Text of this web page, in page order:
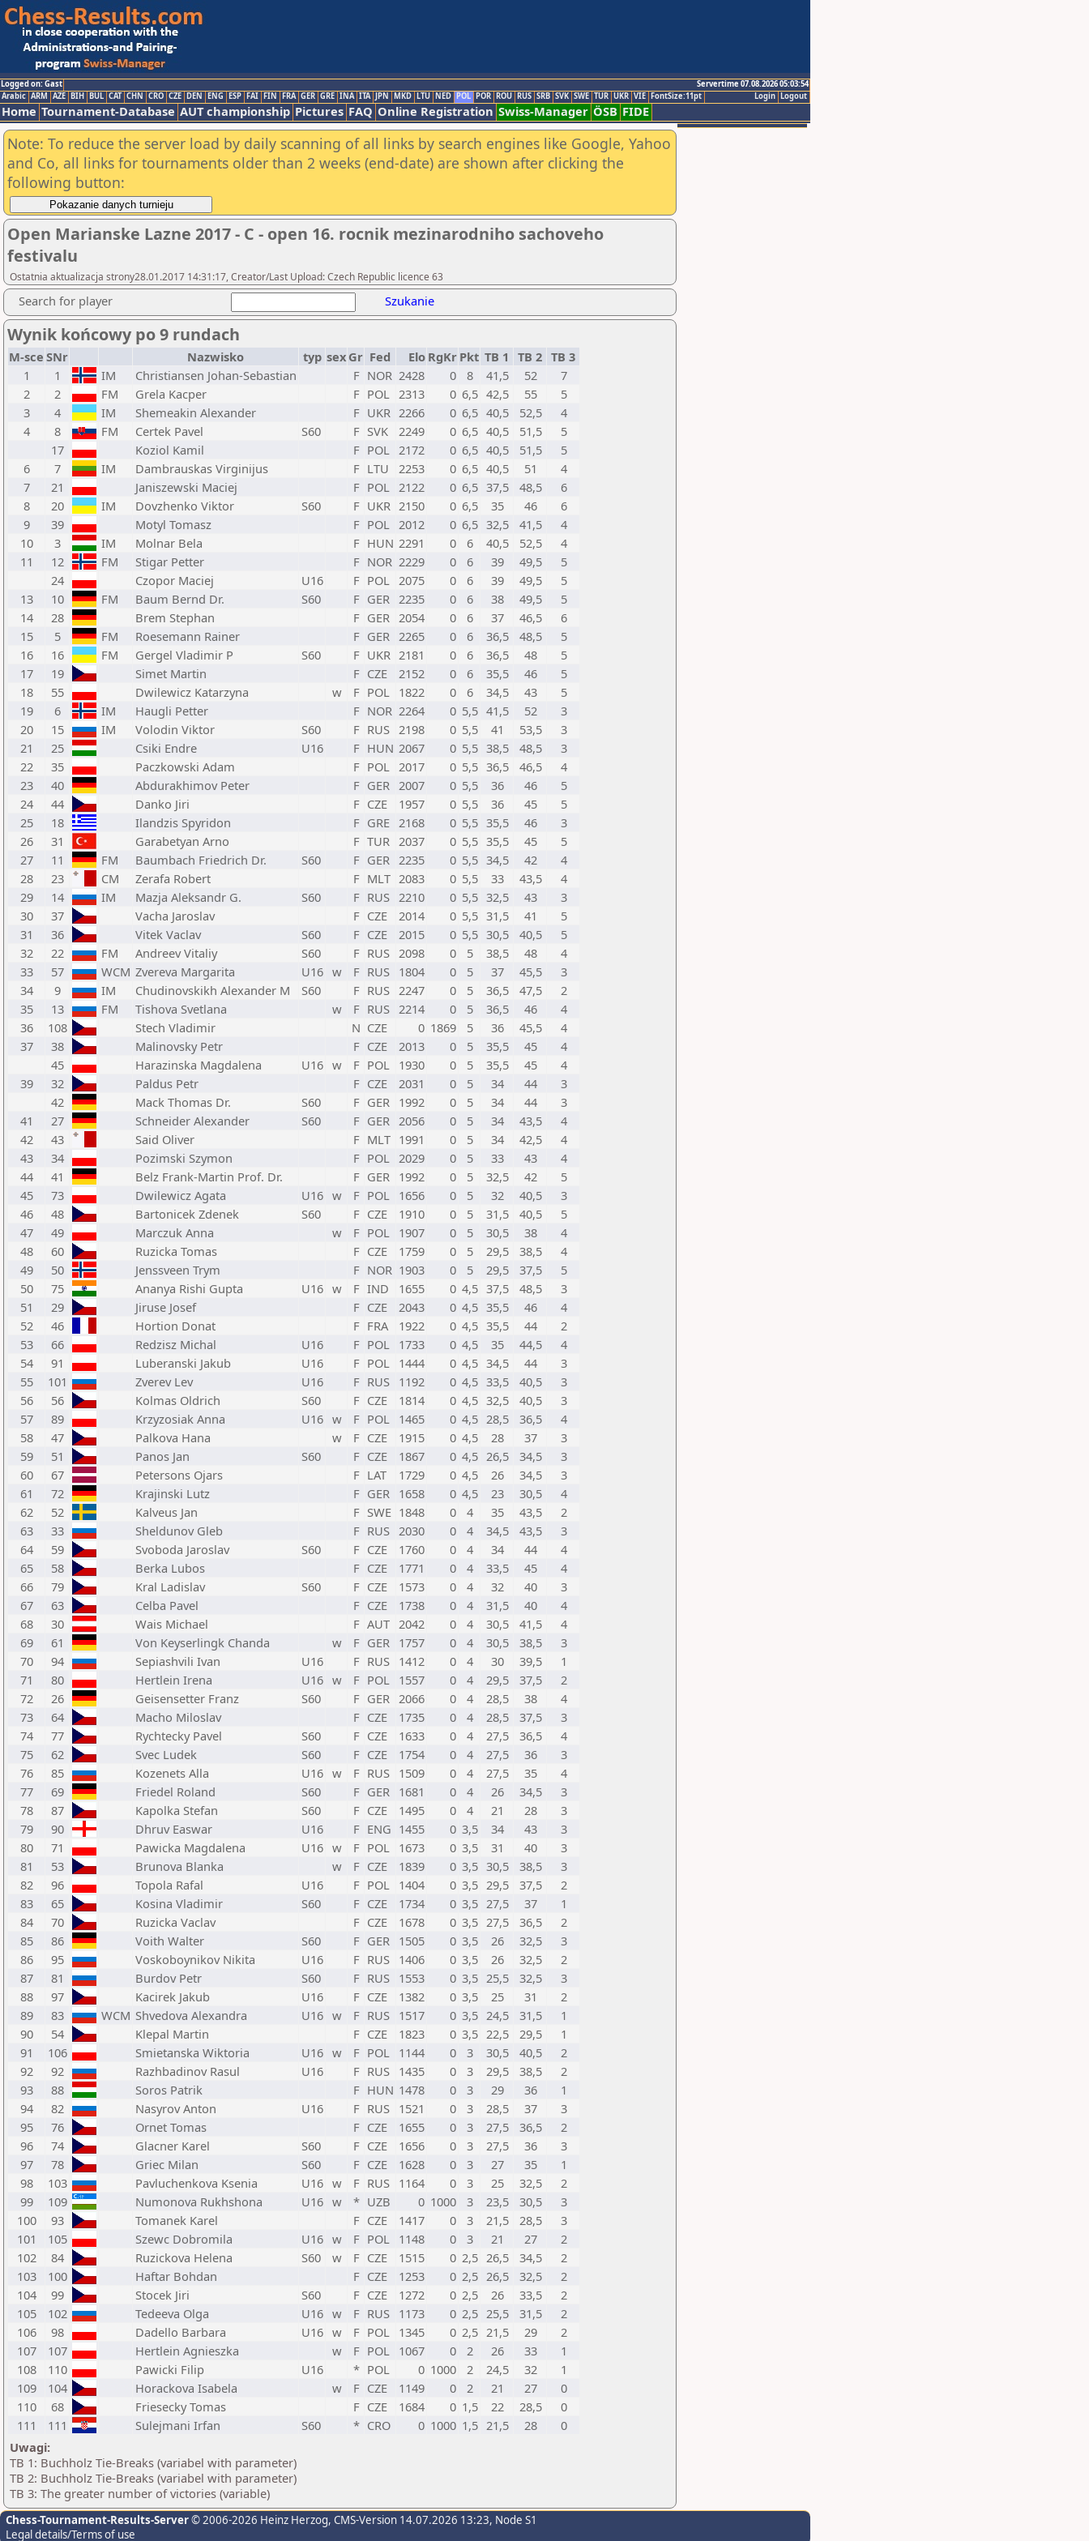
Logged on: Gast
Servertime 07.08.2026 05:03:54
Logout
Login
Arabic ARM AZE BIH BUL CAT CHN CRO CZE DEN ENG ESP FAI FIN FRA GER GRE INA ITA JPN MKD LTU NED POL POR ROU RUS SRB SVK SWE TUR UKR VIE FontSize:11pt
Home Tournament-Database AUT championship Pictures FAQ Online Registration Swiss-Manager ÖSB FIDE
Note: To reduce the server load by daily scanning of all links by search engines like Google, Yahoo
and Co, all links for tournaments older than 2 weeks (end-date) are shown after clicking the
following button:
Open Marianske Lazne 2017 - C - open 16. rocnik mezinarodniho sachoveho
festivalu
Ostatnia aktualizacja strony28.01.2017 14:31:17, Creator/Last Upload: Czech Republic licence 63
Search for player Szukanie
Wynik końcowy po 9 rundach
M-sce SNr Nazwisko typ sex Gr Fed Elo RgKr Pkt TB 1 TB 2 TB 3
1
1 IM Christiansen Johan-Sebastian F NOR 2428 0 8 41,5 52
7
2
2 FM Grela Kacper F POL 2313 0 6,5 42,5 55
5
3
4 IM Shemeakin Alexander F UKR 2266 0 6,5 40,5 52,5
4
4
8 FM Certek Pavel S60 F SVK 2249 0 6,5 40,5 51,5
5
17
Koziol Kamil F POL 2172 0 6,5 40,5 51,5
5
6
7 IM Dambrauskas Virginijus F LTU 2253 0 6,5 40,5 51
4
7
21 Janiszewski Maciej F POL 2122 0 6,5 37,5 48,5
6
8
20 IM Dovzhenko Viktor S60 F UKR 2150 0 6,5 35 46
6
9
39 Motyl Tomasz F POL 2012 0 6,5 32,5 41,5
4
10
3 IM Molnar Bela F HUN 2291 0 6 40,5 52,5
4
11
12 FM Stigar Petter F NOR 2229 0 6 39 49,5
5
24
Czopor Maciej U16 F POL 2075 0 6 39 49,5
5
13
10 FM Baum Bernd Dr. S60 F GER 2235 0 6 38 49,5
5
14
28 Brem Stephan F GER 2054 0 6 37 46,5
6
15
5 FM Roesemann Rainer F GER 2265 0 6 36,5 48,5
5
16
16 FM Gergel Vladimir P S60 F UKR 2181 0 6 36,5 48
5
17
19 Simet Martin F CZE 2152 0 6 35,5 46
5
18
55 Dwilewicz Katarzyna w F POL 1822 0 6 34,5 43
5
19
6 IM Haugli Petter F NOR 2264 0 5,5 41,5 52
3
20
15 IM Volodin Viktor S60 F RUS 2198 0 5,5 41 53,5
3
21
25 Csiki Endre U16 F HUN 2067 0 5,5 38,5 48,5
3
22
35 Paczkowski Adam F POL 2017 0 5,5 36,5 46,5
4
23
40 Abdurakhimov Peter F GER 2007 0 5,5 36 46
5
24
44 Danko Jiri F CZE 1957 0 5,5 36 45
5
25
18 Ilandzis Spyridon F GRE 2168 0 5,5 35,5 46
3
26
31 Garabetyan Arno F TUR 2037 0 5,5 35,5 45
5
27
11 FM Baumbach Friedrich Dr. S60 F GER 2235 0 5,5 34,5 42
4
28
23 CM Zerafa Robert F MLT 2083 0 5,5 33 43,5
4
29
14 IM Mazja Aleksandr G. S60 F RUS 2210 0 5,5 32,5 43
3
30
37 Vacha Jaroslav F CZE 2014 0 5,5 31,5 41
5
31
36 Vitek Vaclav S60 F CZE 2015 0 5,5 30,5 40,5
5
32
22 FM Andreev Vitaliy S60 F RUS 2098 0 5 38,5 48
4
33
57 WCM Zvereva Margarita U16 w F RUS 1804 0 5 37 45,5
3
34
9 IM Chudinovskikh Alexander M S60 F RUS 2247 0 5 36,5 47,5
2
35
13 FM Tishova Svetlana w F RUS 2214 0 5 36,5 46
4
36
108 Stech Vladimir N CZE 0 1869 5 36 45,5
4
37
38 Malinovsky Petr F CZE 2013 0 5 35,5 45
4
45
Harazinska Magdalena U16 w F POL 1930 0 5 35,5 45
4
39
32 Paldus Petr F CZE 2031 0 5 34 44
3
42
Mack Thomas Dr. S60 F GER 1992 0 5 34 44
3
41
27 Schneider Alexander S60 F GER 2056 0 5 34 43,5
4
42
43 Said Oliver F MLT 1991 0 5 34 42,5
4
43
34 Pozimski Szymon F POL 2029 0 5 33 43
4
44
41 Belz Frank-Martin Prof. Dr. F GER 1992 0 5 32,5 42
5
45
73 Dwilewicz Agata U16 w F POL 1656 0 5 32 40,5
3
46
48 Bartonicek Zdenek S60 F CZE 1910 0 5 31,5 40,5
5
47
49 Marczuk Anna w F POL 1907 0 5 30,5 38
4
48
60 Ruzicka Tomas F CZE 1759 0 5 29,5 38,5
4
49
50 Jenssveen Trym F NOR 1903 0 5 29,5 37,5
5
50
75 Ananya Rishi Gupta U16 w F IND 1655 0 4,5 37,5 48,5
3
51
29 Jiruse Josef F CZE 2043 0 4,5 35,5 46
4
52
46 Hortion Donat F FRA 1922 0 4,5 35,5 44
2
53
66 Redzisz Michal U16 F POL 1733 0 4,5 35 44,5
4
54
91 Luberanski Jakub U16 F POL 1444 0 4,5 34,5 44
3
55
101 Zverev Lev U16 F RUS 1192 0 4,5 33,5 40,5
3
56
56 Kolmas Oldrich S60 F CZE 1814 0 4,5 32,5 40,5
3
57
89 Krzyzosiak Anna U16 w F POL 1465 0 4,5 28,5 36,5
4
58
47 Palkova Hana w F CZE 1915 0 4,5 28 37
3
59
51 Panos Jan S60 F CZE 1867 0 4,5 26,5 34,5
3
60
67 Petersons Ojars F LAT 1729 0 4,5 26 34,5
3
61
72 Krajinski Lutz F GER 1658 0 4,5 23 30,5
4
62
52 Kalveus Jan F SWE 1848 0 4 35 43,5
2
63
33 Sheldunov Gleb F RUS 2030 0 4 34,5 43,5
3
64
59 Svoboda Jaroslav S60 F CZE 1760 0 4 34 44
4
65
58 Berka Lubos F CZE 1771 0 4 33,5 45
4
66
79 Kral Ladislav S60 F CZE 1573 0 4 32 40
3
67
63 Celba Pavel F CZE 1738 0 4 31,5 40
4
68
30 Wais Michael F AUT 2042 0 4 30,5 41,5
4
69
61 Von Keyserlingk Chanda w F GER 1757 0 4 30,5 38,5
3
70
94 Sepiashvili Ivan U16 F RUS 1412 0 4 30 39,5
1
71
80 Hertlein Irena U16 w F POL 1557 0 4 29,5 37,5
2
72
26 Geisensetter Franz S60 F GER 2066 0 4 28,5 38
4
73
64 Macho Miloslav F CZE 1735 0 4 28,5 37,5
3
74
77 Rychtecky Pavel S60 F CZE 1633 0 4 27,5 36,5
4
75
62 Svec Ludek S60 F CZE 1754 0 4 27,5 36
3
76
85 Kozenets Alla U16 w F RUS 1509 0 4 27,5 35
4
77
69 Friedel Roland S60 F GER 1681 0 4 26 34,5
3
78
87 Kapolka Stefan S60 F CZE 1495 0 4 21 28
3
79
90 Dhruv Easwar U16 F ENG 1455 0 3,5 34 43
3
80
71 Pawicka Magdalena U16 w F POL 1673 0 3,5 31 40
3
81
53 Brunova Blanka w F CZE 1839 0 3,5 30,5 38,5
3
82
96 Topola Rafal U16 F POL 1404 0 3,5 29,5 37,5
2
83
65 Kosina Vladimir S60 F CZE 1734 0 3,5 27,5 37
1
84
70 Ruzicka Vaclav F CZE 1678 0 3,5 27,5 36,5
2
85
86 Voith Walter S60 F GER 1505 0 3,5 26 32,5
3
86
95 Voskoboynikov Nikita U16 F RUS 1406 0 3,5 26 32,5
2
87
81 Burdov Petr S60 F RUS 1553 0 3,5 25,5 32,5
3
88
97 Kacirek Jakub U16 F CZE 1382 0 3,5 25 31
2
89
83 WCM Shvedova Alexandra U16 w F RUS 1517 0 3,5 24,5 31,5
1
90
54 Klepal Martin F CZE 1823 0 3,5 22,5 29,5
1
91
106 Smietanska Wiktoria U16 w F POL 1144 0 3 30,5 40,5
2
92
92 Razhbadinov Rasul U16 F RUS 1435 0 3 29,5 38,5
2
93
88 Soros Patrik F HUN 1478 0 3 29 36
1
94
82 Nasyrov Anton U16 F RUS 1521 0 3 28,5 37
3
95
76 Ornet Tomas F CZE 1655 0 3 27,5 36,5
2
96
74 Glacner Karel S60 F CZE 1656 0 3 27,5 36
3
97
78 Griec Milan S60 F CZE 1628 0 3 27 35
1
98
103 Pavluchenkova Ksenia U16 w F RUS 1164 0 3 25 32,5
2
99
109 Numonova Rukhshona U16 w * UZB 0 1000 3 23,5 30,5
3
100
93 Tomanek Karel F CZE 1417 0 3 21,5 28,5
3
101
105 Szewc Dobromila U16 w F POL 1148 0 3 21 27
2
102
84 Ruzickova Helena S60 w F CZE 1515 0 2,5 26,5 34,5
2
103
100 Haftar Bohdan F CZE 1253 0 2,5 26,5 32,5
2
104
99 Stocek Jiri S60 F CZE 1272 0 2,5 26 33,5
2
105
102 Tedeeva Olga U16 w F RUS 1173 0 2,5 25,5 31,5
2
106
98 Dadello Barbara U16 w F POL 1345 0 2,5 21,5 29
2
107
107 Hertlein Agnieszka w F POL 1067 0 2 26 33
1
108
110 Pawicki Filip U16 * POL 0 1000 2 24,5 32
1
109
104 Horackova Isabela w F CZE 1149 0 2 21 27
0
110
68 Friesecky Tomas F CZE 1684 0 1,5 22 28,5
0
111
111 Sulejmani Irfan S60 * CRO 0 1000 1,5 21,5 28
0
Uwagi:
TB 1: Buchholz Tie-Breaks (variabel with parameter)
TB 2: Buchholz Tie-Breaks (variabel with parameter)
TB 3: The greater number of victories (variable)
Chess-Tournament-Results-Server© 2006-2026 Heinz Herzog, CMS-Version 14.07.2026 13:23, Node S1
Legal details/Terms of use